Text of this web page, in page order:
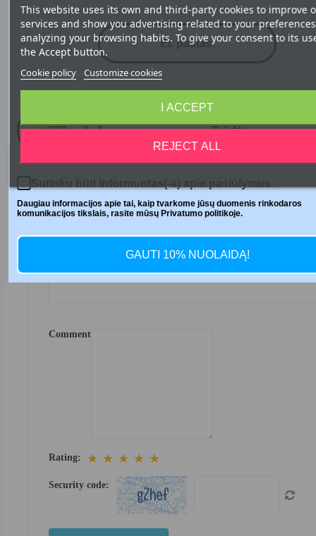
Leave a comment
Comment
Rating: ★ ★ ★ ★ ★
Security code:
This website uses its own and third-party cookies to improve
services and show you advertising related to your
analyzing your browsing habits. To give your consent to its
the Accept button.
Cookie policy Customize cookies
REJECT ALL
I ACCEPT
+370
Sutinku būti informuotas(-a) apie pasiūlymus.
Daugiau informacijos apie tai, kaip tvarkome jūsų duomenis rinkodaros
komunikacijos tikslais, rasite mūsų Privatumo politikoje.
GAUTI 10% NUOLAIDĄ!